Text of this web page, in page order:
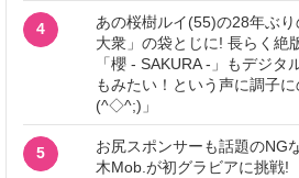
4
あの桜樹ルイ(55)の28年ぶ
大衆」の袋とじに! 長らく絶
「櫻 - SAKURA -」もデジ
もみたい！という声に調子
(^◇^;)」
5
お尻スポンサーも話題のNG
木Mob.が初グラビアに挑戦!